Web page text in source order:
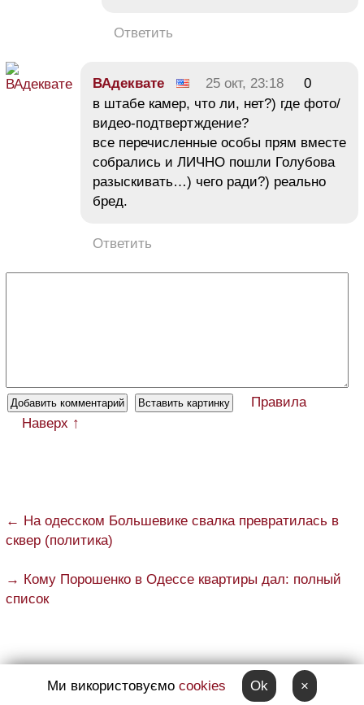
Ответить
ВАдеквате 25 окт, 23:18
0
в штабе камер, что ли, нет?) где фото/
видео-подтвертждение?
все перечисленные особы прям вместе
собрались и ЛИЧНО пошли Голубова
разыскивать…) чего ради?) реально
бред.
Ответить
Правила
Наверх ↑
← На одесском Большевике свалка превратилась в
сквер (политика)
→ Кому Порошенко в Одессе квартиры дал: полный
список
Телеграм канал Думской:
Ми використовуємо cookies Ok ×